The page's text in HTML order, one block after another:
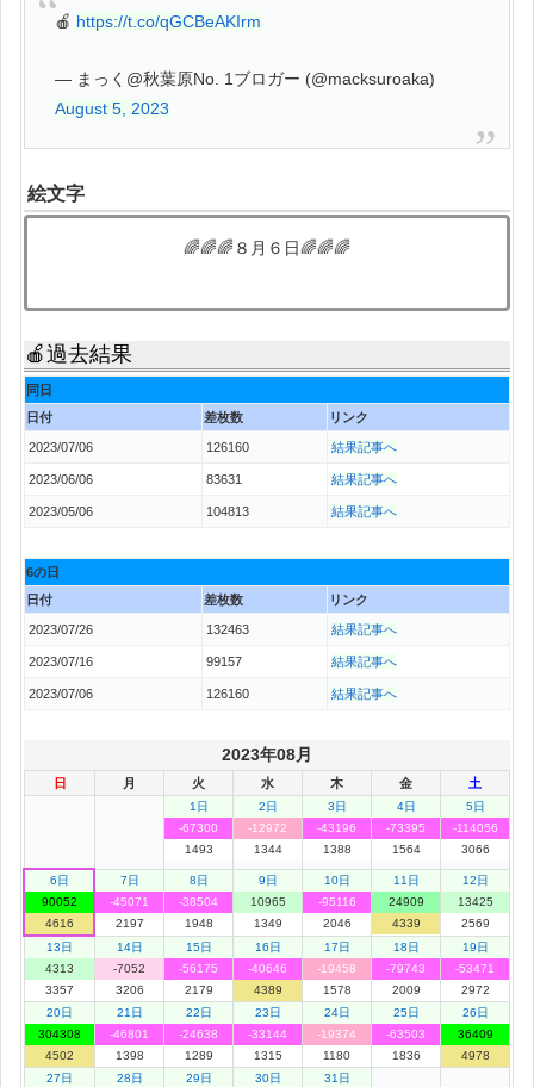
🍎 https://t.co/qGCBeAKIrm
— まっく@秋葉原No. 1ブロガー (@macksuroaka)
August 5, 2023
絵文字
🌈🌈🌈８月６日🌈🌈🌈
🍎過去結果
同日
日付
差枚数 リンク
2023/07/06 126160 結果記事へ
2023/06/06 83631 結果記事へ
2023/05/06 104813 結果記事へ
6の日
日付
差枚数 リンク
2023/07/26 132463 結果記事へ
2023/07/16 99157 結果記事へ
2023/07/06 126160 結果記事へ
2023年08月
日 月 火 水 木 金 土
1日
-67300
1493
2日
-12972
1344
3日
-43196
1388
4日
-73395
1564
5日
-114056
3066
6日
90052
4616
7日
-45071
2197
8日
-38504
1948
9日
10965
1349
10日
-95116
2046
11日
24909
4339
12日
13425
2569
13日
4313
3357
14日
-7052
3206
15日
-56175
2179
16日
-40646
4389
17日
-19458
1578
18日
-79743
2009
19日
-53471
2972
20日
304308
4502
21日
-46801
1398
22日
-24638
1289
23日
-33144
1315
24日
-19374
1180
25日
-63503
1836
26日
36409
4978
27日
28日
29日
30日
31日